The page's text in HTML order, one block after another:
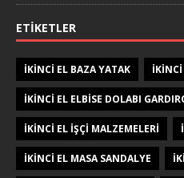
ETIKETLER
IKINCI EL BAZA YATAK
IKINCI EL ELBISE DOLABI
IKINCI EL IŞÇI MALZEMELERI
IKINCI EL MASA SANDALYE